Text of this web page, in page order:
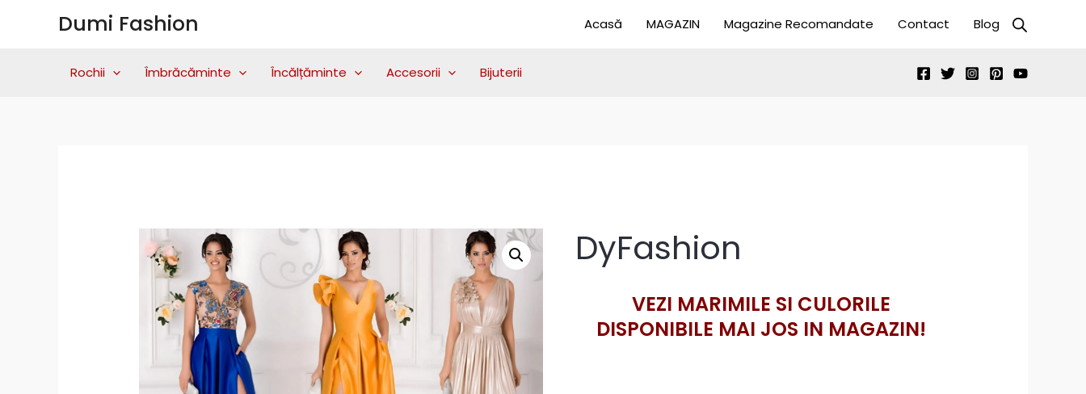
Dumi Fashion Acasă MAGAZIN Magazine Recomandate Contact Blog
Rochii Îmbrăcăminte Încălțăminte Accesorii Bijuterii
DyFashion
VEZI MARIMILE SI CULORILE
DISPONIBILE MAI JOS IN MAGAZIN!